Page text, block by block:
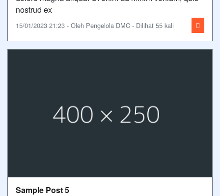
nostrud ex
15/01/2023 21:23 - Oleh Pengelola DMC - Dilihat 55 kali
Sample Post 5